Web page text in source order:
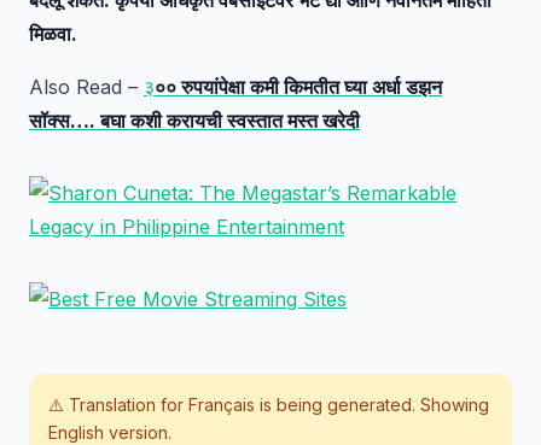
मिळवा.
Also Read – ३०० रुपयांपेक्षा कमी किमतीत घ्या अर्धा डझन
सॉक्स…. बघा कशी करायची स्वस्तात मस्त खरेदी
⚠️ Translation for Français is being generated. Showing
English version.